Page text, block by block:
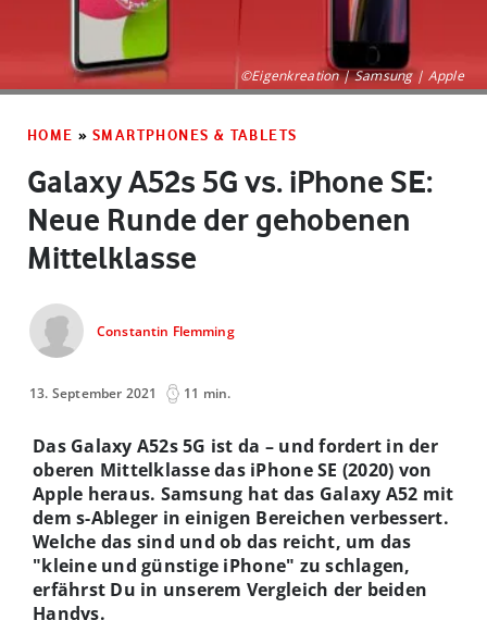
©Eigenkreation | Samsung | Apple
HOME » SMARTPHONES & TABLETS
Galaxy A52s 5G vs. iPhone SE:
Neue Runde der gehobenen
Mittelklasse
Constantin Flemming
13. September 2021 11 min.
Das Galaxy A52s 5G ist da – und fordert in der
oberen Mittelklasse das iPhone SE (2020) von
Apple heraus. Samsung hat das Galaxy A52 mit
dem s-Ableger in einigen Bereichen verbessert.
Welche das sind und ob das reicht, um das
"kleine und günstige iPhone" zu schlagen,
erfährst Du in unserem Vergleich der beiden
Handys.